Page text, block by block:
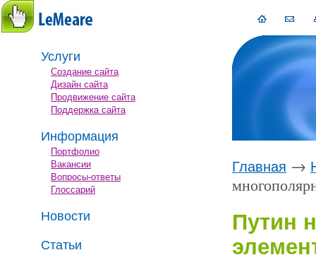
Услуги
Создание сайта
Дизайн сайта
Продвижение сайта
Поддержка сайта
Информация
Портфолио
Вакансии
Вопросы-ответы
Глоссарий
Новости
Статьи
Главная →
Путин